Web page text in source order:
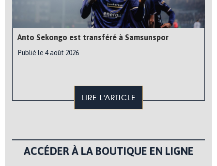
Anto Sekongo est transféré à Samsunspor
Publié le 4 août 2026
LIRE L'ARTICLE
ACCÉDER À LA BOUTIQUE EN LIGNE